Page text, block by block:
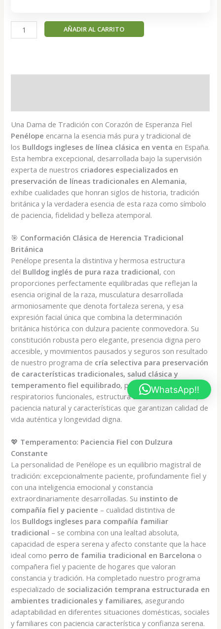
Penélope
-
AÑADIR AL CARRITO
Una Dama de Tradición con Corazón de Esperanza Fiel
Penélope encarna la esencia más pura y tradicional de
los Bulldogs ingleses de línea clásica en venta en España.
Esta hembra excepcional, desarrollada bajo la supervisión
experta de nuestros criadores especializados en
preservación de líneas tradicionales en Alemania,
exhibe cualidades que honran siglos de historia, tradición
británica y la verdadera esencia de esta raza como símbolo
de paciencia, fidelidad y belleza atemporal.
🎯 Conformación Clásica de Herencia Tradicional
Británica
Penélope presenta la distintiva y hermosa estructura
del Bulldog inglés de pura raza tradicional, con
proporciones perfectamente equilibradas que reflejan la
esencia original de la raza, musculatura desarrollada
armoniosamente que denota fortaleza serena, y esa
expresión facial única que combina la determinación
británica histórica con dulzura paciente conmovedora. Su
constitución robusta pero elegante, presencia digna pero
accesible, y movimientos pausados y seguros son resultado
de nuestro programa de cría selectiva para preservación
de características tradicionales, salud clásica y
temperamento fiel equilibrado, priorizando sistemas
respiratorios funcionales, estructura articular tradicional,
paciencia natural y características que garantizan calidad de
vida auténtica y longevidad digna.
💖 Temperamento: Paciencia Fiel con Dulzura
Constante
La personalidad de Penélope es un equilibrio magistral de
tradición: excepcionalmente paciente, profundamente fiel y
con una inteligencia emocional y constancia
extraordinariamente desarrolladas. Su instinto de
compañía fiel y paciente – cualidad distintiva de
los Bulldogs ingleses para compañía familiar
tradicional – se combina con una lealtad absoluta,
capacidad de espera serena y afecto constante que la hace
ideal como perro de familia tradicional en Barcelona o
compañera fiel y paciente de hogares que valoran
constancia y tradición. Ha completado nuestro programa
especializado de socialización temprana estructurada en
ambientes tradicionales y familiares, asegurando
adaptabilidad en diferentes situaciones domésticas, sociales
y familiares con paciencia característica y confianza serena.
WhatsApp!!